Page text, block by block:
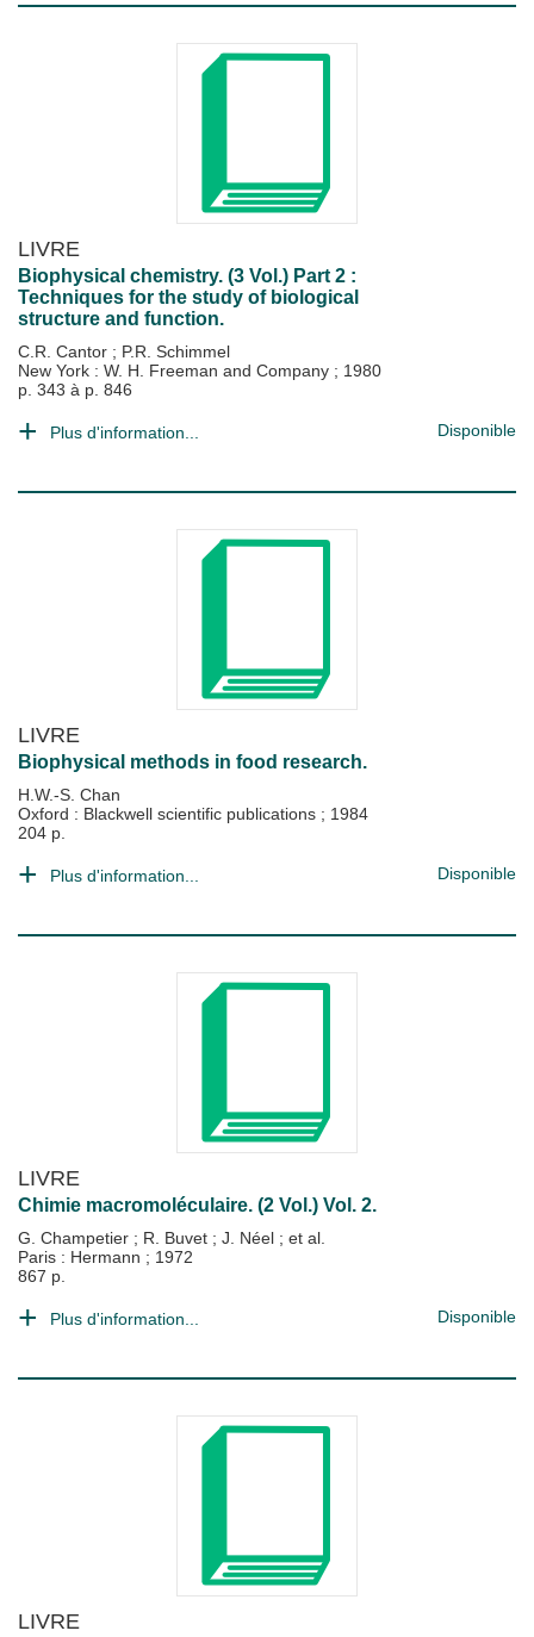
LIVRE
Biophysical chemistry. (3 Vol.) Part 2 :
Techniques for the study of biological
structure and function.
C.R. Cantor ; P.R. Schimmel
New York : W. H. Freeman and Company ; 1980
p. 343 à p. 846
Plus d'information... Disponible
LIVRE
Biophysical methods in food research.
H.W.-S. Chan
Oxford : Blackwell scientific publications ; 1984
204 p.
Plus d'information... Disponible
LIVRE
Chimie macromoléculaire. (2 Vol.) Vol. 2.
G. Champetier ; R. Buvet ; J. Néel ; et al.
Paris : Hermann ; 1972
867 p.
Plus d'information... Disponible
LIVRE